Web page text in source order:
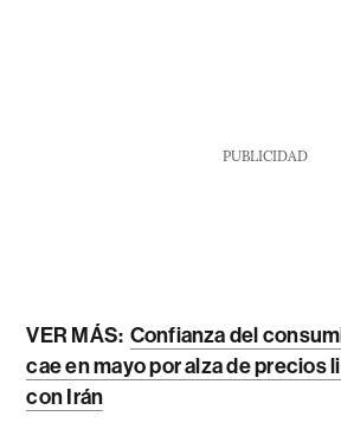
PUBLICIDAD
VER MÁS: Confianza del
cae en mayo por alza de precios
con Irán